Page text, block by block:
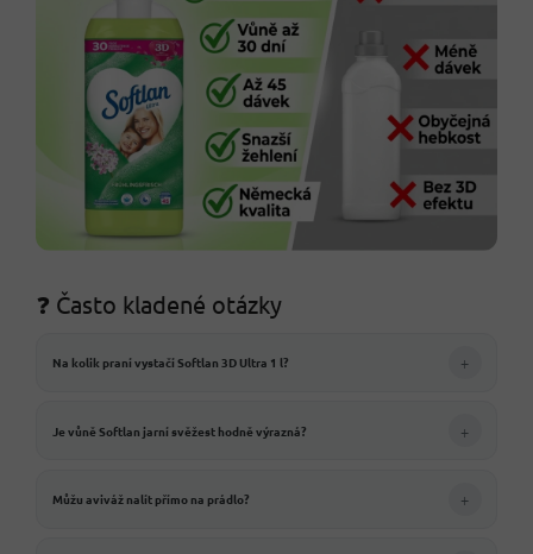
❓ Často kladené otázky
Na kolik praní vystačí Softlan 3D Ultra 1 l? +
Je vůně Softlan jarní svěžest hodně výrazná? +
Můžu aviváž nalít přímo na prádlo? +